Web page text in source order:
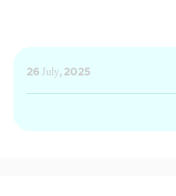
26 July, 2025